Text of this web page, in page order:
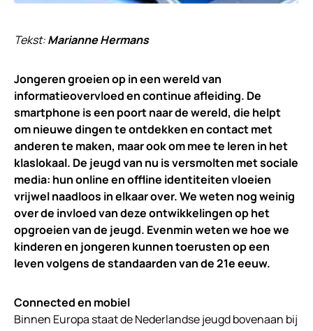
Tekst:Marianne Hermans
Jongeren groeien op in een wereld van
informatieovervloed en continue afleiding. De
smartphone is een poort naar de wereld, die helpt
om nieuwe dingen te ontdekken en contact met
anderen te maken, maar ook om mee te leren in het
klaslokaal. De jeugd van nu is versmolten met sociale
media: hun online en offline identiteiten vloeien
vrijwel naadloos in elkaar over. We weten nog weinig
over de invloed van deze ontwikkelingen op het
opgroeien van de jeugd. Evenmin weten we hoe we
kinderen en jongeren kunnen toerusten op een
leven volgens de standaarden van de 21e eeuw.
Connected en mobiel
Binnen Europa staat de Nederlandse jeugd bovenaan bij